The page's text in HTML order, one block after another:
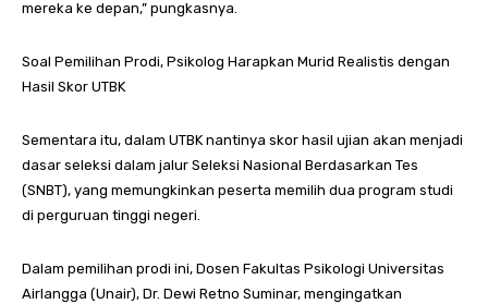
mereka ke depan,” pungkasnya.
Soal Pemilihan Prodi, Psikolog Harapkan Murid Realistis dengan
Hasil Skor UTBK
Sementara itu, dalam UTBK nantinya skor hasil ujian akan menjadi
dasar seleksi dalam jalur Seleksi Nasional Berdasarkan Tes
(SNBT), yang memungkinkan peserta memilih dua program studi
di perguruan tinggi negeri.
Dalam pemilihan prodi ini, Dosen Fakultas Psikologi Universitas
Airlangga (Unair), Dr. Dewi Retno Suminar, mengingatkan